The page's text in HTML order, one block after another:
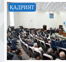
ҚАДРИЯТ